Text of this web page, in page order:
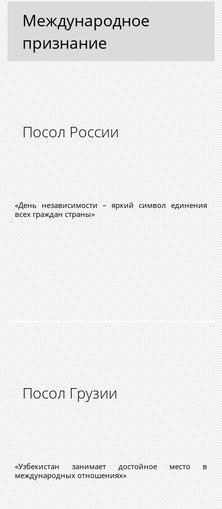
Международное
признание
Посол России
«День независимости – яркий символ единения
всех граждан страны»
Посол Грузии
«Узбекистан занимает достойное место в
международных отношениях»